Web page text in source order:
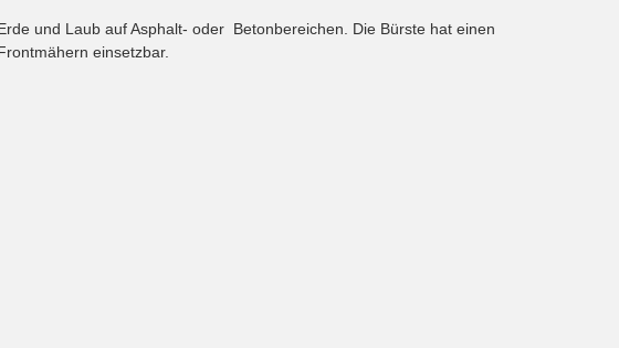
und Laub auf Asphalt- oder Betonbereichen. Die Bürste hat einen
einsetzbar.